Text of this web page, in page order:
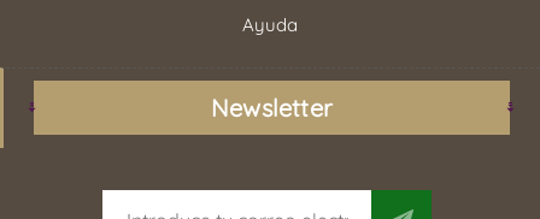
Ayuda
Newsletter